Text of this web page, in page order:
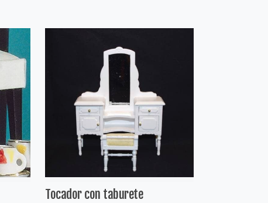
Tocador con taburete